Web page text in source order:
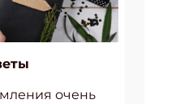
очень